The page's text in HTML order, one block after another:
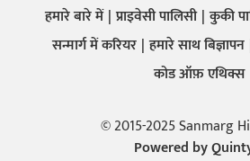
हमारे बारे में प्राइवेसी पालिसी कुकी
सन्मार्ग में करियर हमारे साथ बिज्ञापन
कोड ऑफ़ एथिक्स
© 2015-2025 Sanmarg
Powered by